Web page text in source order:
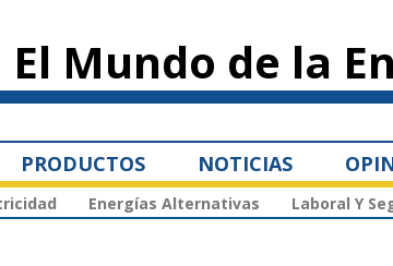
principal
El Mundo de la
PRODUCTOS NOTICIAS
Energías Alternativas Laboral Y